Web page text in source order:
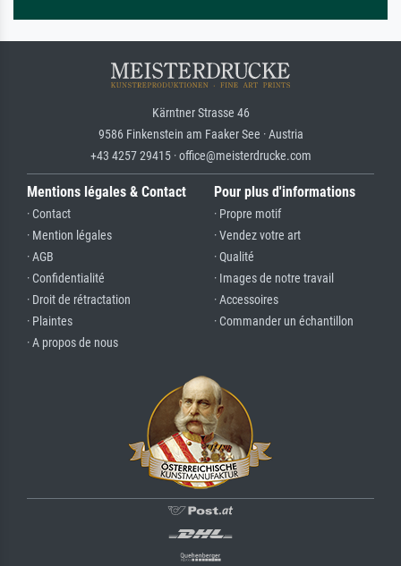
Kärntner Strasse 46
9586 Finkenstein am Faaker See · Austria
+43 4257 29415 · office@meisterdrucke.com
Mentions légales & Contact
· Contact
· Mention légales
· AGB
· Confidentialité
· Droit de rétractation
· Plaintes
· A propos de nous
Pour plus d'informations
· Propre motif
· Vendez votre art
· Qualité
· Images de notre travail
· Accessoires
· Commander un échantillon